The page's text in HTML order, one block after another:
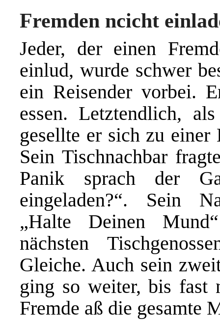
Fremden ncicht
Jeder, der einen
einlud, wurde schwer
ein Reisender vorbei.
essen. Letztendlich,
gesellte er sich zu einer
Sein Tischnachbar
Panik sprach der
eingeladen?“. Sein
„Halte Deinen
nächsten
Gleiche. Auch sein
ging so weiter, bis fast
Fremde aß die gesamte